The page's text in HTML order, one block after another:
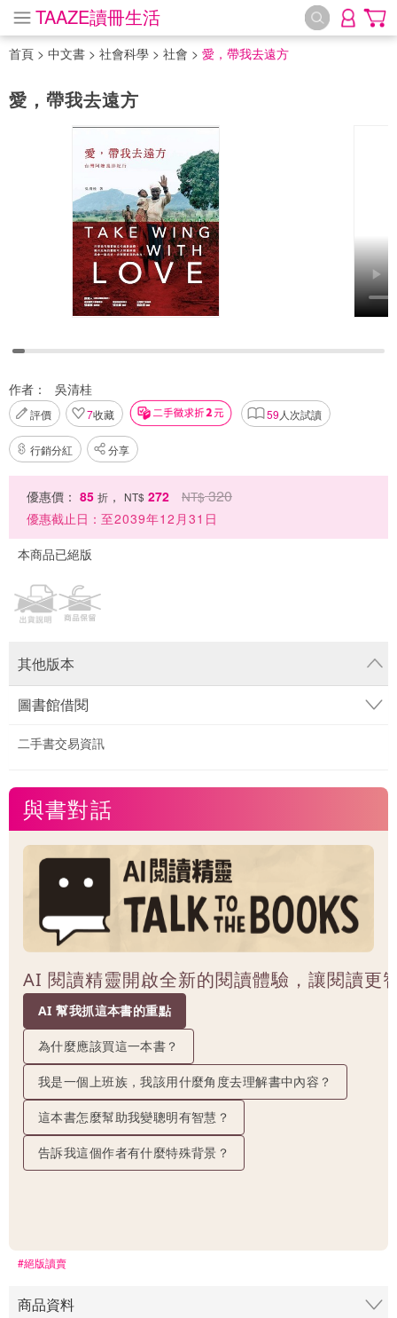
TAAZE讀冊生活
首頁 > 中文書 > 社會科學 > 社會 > 愛，帶我去遠方
愛，帶我去遠方
作者： 吳清桂
評價 7收藏 59 人次試讀
行銷分紅 分享
優惠價： 85 折 ， NT$ 272 NT$ 320
優惠截止日： 至2039年12月31日
本商品已絕版
其他版本
圖書館借閱
二手書交易資訊
與書對話
AI 閱讀精靈開啟全新的閱讀體驗，讓閱讀更
AI 幫我抓這本書的重點
為什麼應該買這一本書？
我是一個上班族，我該用什麼角度去理解書中內容？
這本書怎麼幫助我變聰明有智慧？
告訴我這個作者有什麼特殊背景？
#絕版讀賣
商品資料